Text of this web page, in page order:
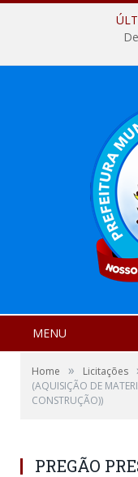
MENU
Home » Licitações
(AQUISIÇÃO DE
CONSTRUÇÃO))
PREGÃO